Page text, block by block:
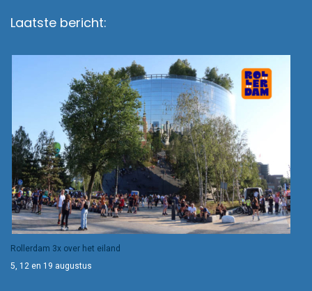
Laatste bericht:
Rollerdam 3x over het eiland
5, 12 en 19 augustus